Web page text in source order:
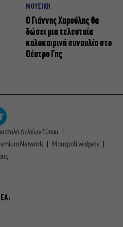
ΜΟΥΣΙΚΗ
Ο Γιάννης Χαρούλης θα
δώσει μια τελευταία
καλοκαιρινή συναυλία στο
Θέατρο Γης
Δελτίων Τύπου
Network
Monopoli widgets